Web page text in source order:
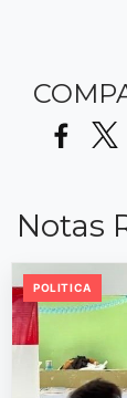
Notas
POLITICA